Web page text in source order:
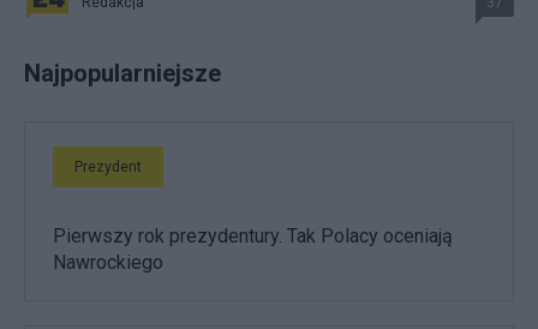
Najpopularniejsze
Prezydent
Pierwszy rok prezydentury. Tak Polacy oceniają
Nawrockiego